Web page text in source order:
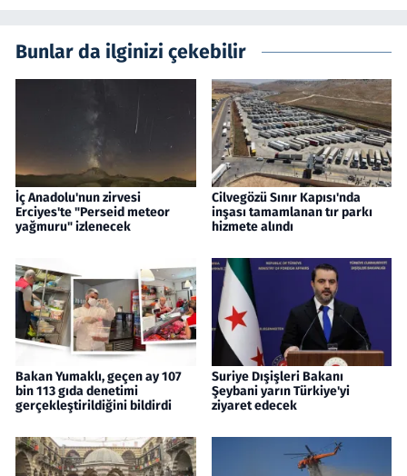
Bunlar da ilginizi çekebilir
İç Anadolu'nun zirvesi
Erciyes'te "Perseid meteor
yağmuru" izlenecek
Cilvegözü Sınır Kapısı'nda
inşası tamamlanan tır parkı
hizmete alındı
Bakan Yumaklı, geçen ay 107
bin 113 gıda denetimi
gerçekleştirildiğini bildirdi
Suriye Dışişleri Bakanı
Şeybani yarın Türkiye'yi
ziyaret edecek